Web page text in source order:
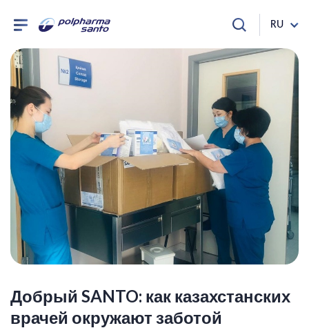
RU
Добрый SANTO: как казахстанских
врачей окружают заботой